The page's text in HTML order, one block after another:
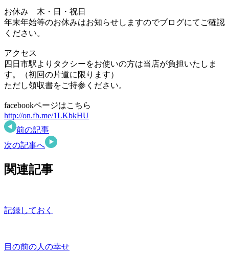
お休み 木・日・祝日
年末年始等のお休みはお知らせしますのでブログにてご確認
ください。
アクセス
四日市駅よりタクシーをお使いの方は当店が負担いたしま
す。（初回の片道に限ります）
ただし領収書をご持参ください。
facebookページはこちら
http://on.fb.me/1LKbkHU
前の記事
次の記事へ
関連記事
記録しておく
目の前の人の幸せ